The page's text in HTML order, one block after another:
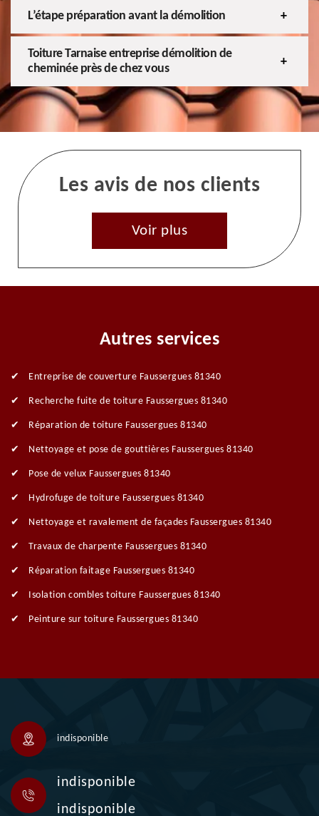
L’étape préparation avant la démolition
Toiture Tarnaise entreprise démolition de
cheminée près de chez vous
Les avis de nos clients
Voir plus
Autres services
Entreprise de couverture Faussergues 81340
Recherche fuite de toiture Faussergues 81340
Réparation de toiture Faussergues 81340
Nettoyage et pose de gouttières Faussergues 81340
Pose de velux Faussergues 81340
Hydrofuge de toiture Faussergues 81340
Nettoyage et ravalement de façades Faussergues 81340
Travaux de charpente Faussergues 81340
Réparation faitage Faussergues 81340
Isolation combles toiture Faussergues 81340
Peinture sur toiture Faussergues 81340
indisponible
indisponible
indisponible